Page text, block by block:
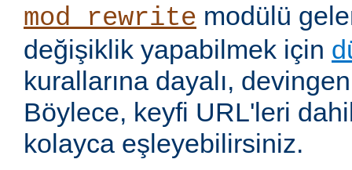
mod_rewrite modülü
değişiklik yapabilmek için
kurallarına dayalı,
Böylece, keyfi URL'leri
kolayca eşleyebilirsiniz.